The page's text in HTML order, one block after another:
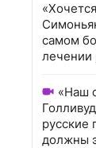
самом
лечении
«Наш
русские
должны